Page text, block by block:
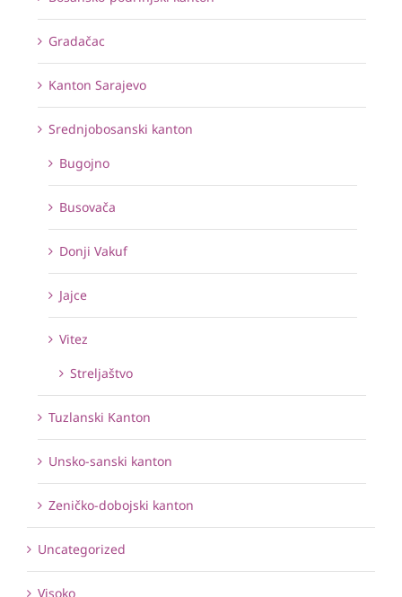
Gradačac
Kanton Sarajevo
Srednjobosanski kanton
Bugojno
Busovača
Donji Vakuf
Jajce
Vitez
Streljaštvo
Tuzlanski Kanton
Unsko-sanski kanton
Zeničko-dobojski kanton
Uncategorized
Visoko